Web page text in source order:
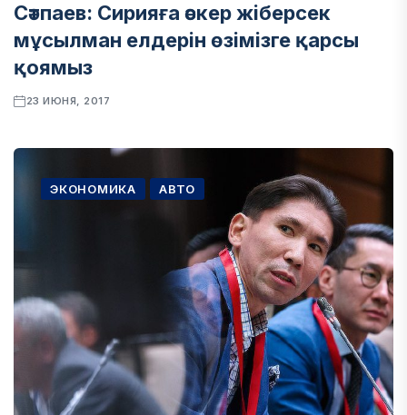
Сәтпаев: Сирияға әскер жіберсек
мұсылман елдерін өзімізге қарсы
қоямыз
23 ИЮНЯ, 2017
ЭКОНОМИКА АВТО